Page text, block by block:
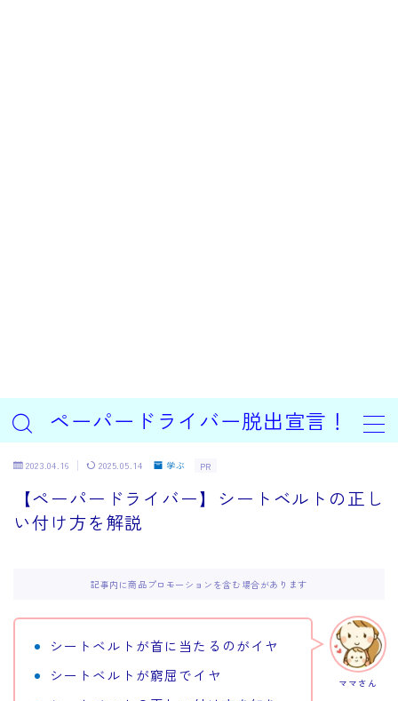
ペーパードライバー脱出宣言！
2023.04.16 2025.05.14 学ぶ PR
【ペーパードライバー】シートベルトの正し
い付け方を解説
記事内に商品プロモーションを含む場合があります
ママさん
シートベルトが首に当たるのがイヤ
シートベルトが窮屈でイヤ